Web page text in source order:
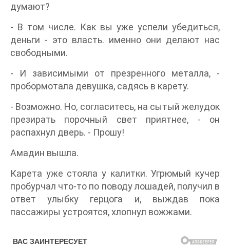
думают?
- В том числе. Как вы уже успели убедиться,
деньги - это власть. именно они делают нас
свободными.
- И зависимыми от презренного металла, -
пробормотала девушка, садясь в карету.
- Возможно. Но, согласитесь, на сытый желудок
презирать порочный свет приятнее, - он
распахнул дверь. - Прошу!
Амадин вышла.
Карета уже стояла у калитки. Угрюмый кучер
пробурчал что-то по поводу лошадей, получил в
ответ улыбку герцога и, выждав пока
пассажиры устроятся, хлопнул вожжами.